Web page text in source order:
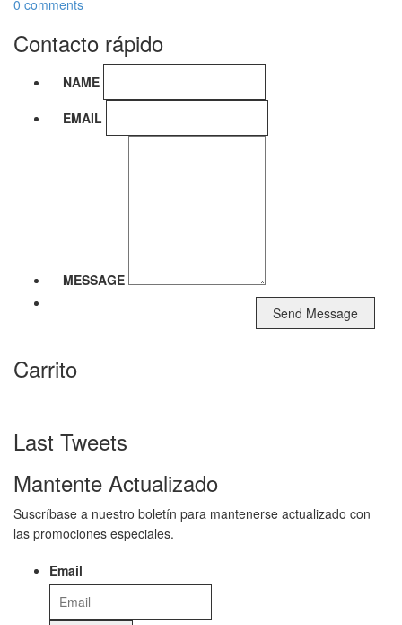
0 comments
Contacto rápido
NAME
EMAIL
MESSAGE
Carrito
Last Tweets
Mantente Actualizado
Suscríbase a nuestro boletín para mantenerse actualizado con
las promociones especiales.
Email